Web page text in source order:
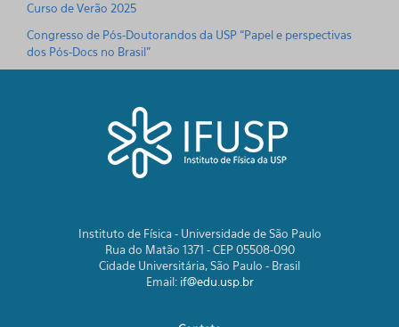
Curso de Verão 2025
Congresso de Pós-Doutorandos da USP “Papel e perspectivas
dos Pós-Docs no Brasil"
Instituto de Física - Universidade de São Paulo
Rua do Matão 1371 - CEP 05508-090
Cidade Universitária, São Paulo - Brasil
Email: if@edu.usp.br